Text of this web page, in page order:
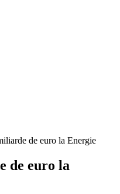
de euro la Energie
de euro la